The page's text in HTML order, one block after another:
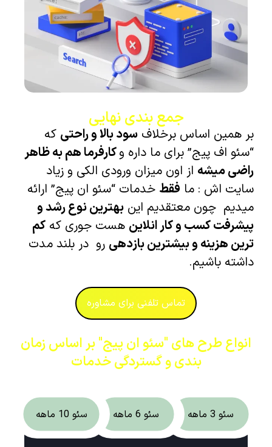
جمع بندی نهایی
بر همین اساس برخلافسود بالا و راحتیکه
“سئو اف پیج” برای ما داره و کارفرما هم به ظاهر
راضی میشهاز اون میزان ورودی الکی و زیاد
سایت اش : مافقطخدمات “سئو ان پیج” ارائه
میدیم چون معتقدیم اینبهترین نوع رشد و
پیشرفت کسب و کار انلاینهست جوری کهکم
ترین هزینه و بیشترین بازدهیرو در بلند مدت
داشته باشیم.
تماس تلفنی برای مشاوره
انواع طرح های "سئو ان پیج" بر اساس زمان
بندی و گستردگی خدمات